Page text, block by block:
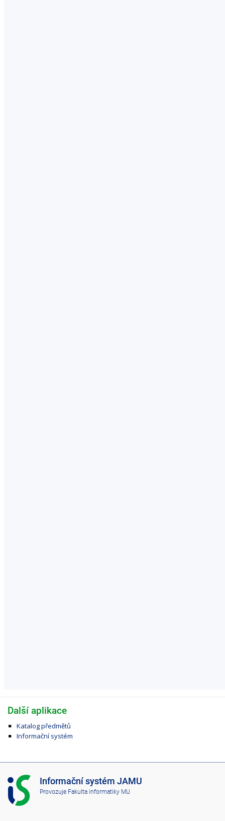
Další aplikace
Katalog předmětů
Informační systém
I
S
J
Informační systém JAMU
Provozuje Fakulta informatiky MU